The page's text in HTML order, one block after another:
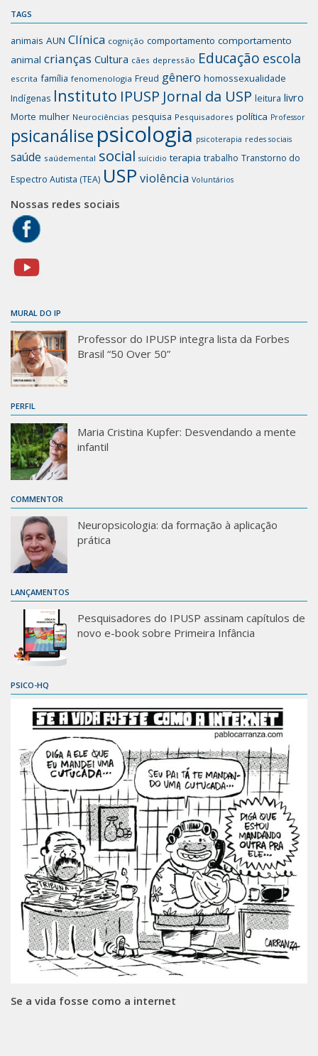
TAGS
animais AUN Clínica cognição comportamento comportamento
animal crianças Cultura cães depressão Educação escola
escrita família fenomenologia Freud gênero homossexualidade
Indígenas Instituto IPUSP Jornal da USP leitura livro
Morte mulher Neurociências pesquisa Pesquisadores política Professor
psicanálise psicologia psicoterapia redes sociais
saúde saúdemental social suícidio terapia trabalho Transtorno do
Espectro Autista (TEA) USP violência Voluntários
Nossas redes sociais
MURAL DO IP
Professor do IPUSP integra lista da Forbes
Brasil “50 Over 50”
PERFIL
Maria Cristina Kupfer: Desvendando a mente
infantil
COMMENTOR
Neuropsicologia: da formação à aplicação
prática
LANÇAMENTOS
Pesquisadores do IPUSP assinam capítulos de
novo e-book sobre Primeira Infância
PSICO-HQ
Se a vida fosse como a internet